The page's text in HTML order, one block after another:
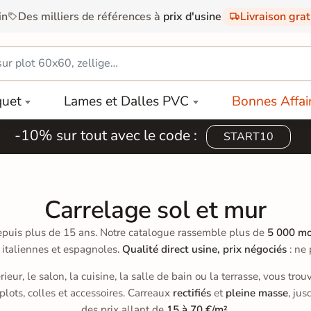
Des milliers de références à prix d'usine Livraison
Lames et Dalles PVC Bonnes
-10% sur tout avec le code : START10
Carrelage sol et mur
plus de 15 ans. Notre catalogue rassemble plus de 5 000
et espagnoles. Qualité direct usine, prix négociés : ne
le salon, la cuisine, la salle de bain ou la terrasse, vous
colles et accessoires. Carreaux rectifiés et pleine masse,